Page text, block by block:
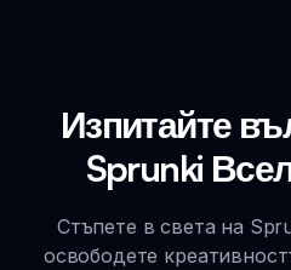
Изпитайте
Sprunki
Стъпете в света на
освободете